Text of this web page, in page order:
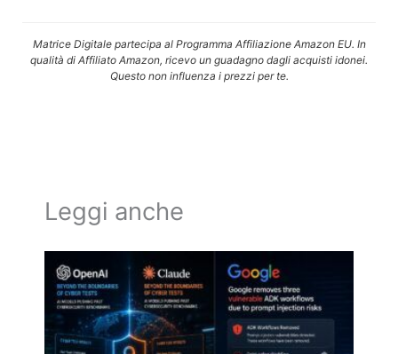
Matrice Digitale partecipa al Programma Affiliazione Amazon EU. In
qualità di Affiliato Amazon, ricevo un guadagno dagli acquisti idonei.
Questo non influenza i prezzi per te.
Leggi anche